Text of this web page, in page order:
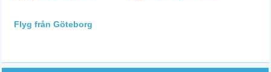
Flyg från Göteborg